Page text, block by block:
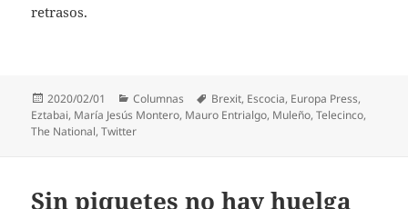
retrasos.
Publicado
el
2020/02/01 Categorías
Columnas Etiquetas
Brexit, Escocia, Europa Press,
Eztabai, María Jesús Montero, Mauro Entrialgo, Muleño,Telecinco,
The National,Twitter
Sin piquetes no hay huelga